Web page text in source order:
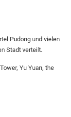
Pudong und vielen
Stadt verteilt.
Yu Yuan, the